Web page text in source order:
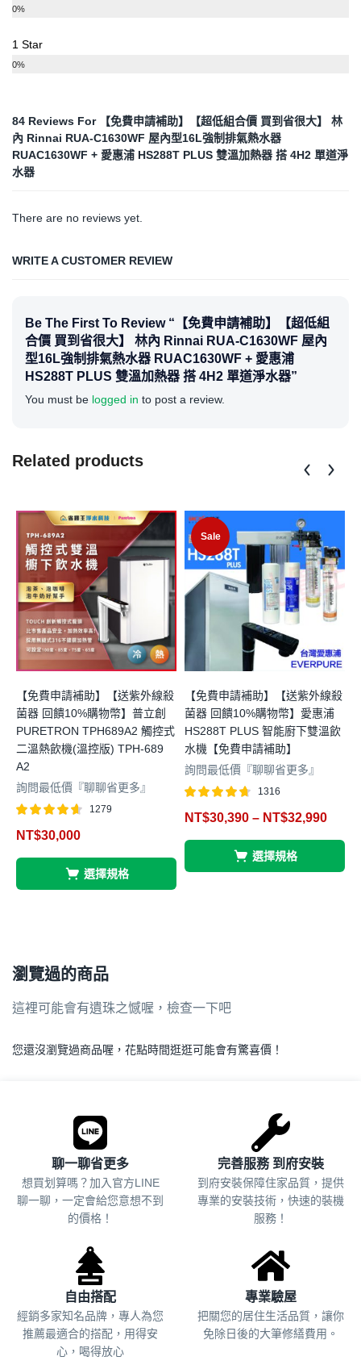
0%
1 Star
0%
84 Reviews For
【免費申請補助】【超低組合價 買到省很大】 林
內 Rinnai RUA-C1630WF 屋內型16L強制排氣熱水器
RUAC1630WF + 愛惠浦 HS288T PLUS 雙溫加熱器 搭 4H2 單道淨
水器
There are no reviews yet.
WRITE A CUSTOMER REVIEW
Be The First To Review “【免費申請補助】【超低組
合價 買到省很大】 林內 Rinnai RUA-C1630WF 屋內
型16L強制排氣熱水器 RUAC1630WF + 愛惠浦
HS288T PLUS 雙溫加熱器 搭 4H2 單道淨水器”
You must be logged in to post a review.
Related products
【免費申請補助】【送紫外線殺
菌器 回饋10%購物幣】普立創
PURETRON TPH689A2 觸控式
二溫熱飲機(溫控版) TPH-689
A2
詢問最低價『聊聊省更多』
4.61
1279
NT$30,000
選擇規格
Sale
【免費申請補助】【送紫外線殺
菌器 回饋10%購物幣】愛惠浦
HS288T PLUS 智能廚下雙溫飲
水機【免費申請補助】
詢問最低價『聊聊省更多』
4.63
1316
NT$30,390 – NT$32,990
選擇規格
瀏覽過的商品
這裡可能會有遺珠之憾喔，檢查一下吧
您還沒瀏覽過商品喔，花點時間逛逛可能會有驚喜價！
聊一聊省更多
想買划算嗎？加入官方LINE
聊一聊，一定會給您意想不到
的價格！
完善服務 到府安裝
到府安裝保障住家品質，提供
專業的安裝技術，快速的裝機
服務！
自由搭配
經銷多家知名品牌，專人為您
推薦最適合的搭配，用得安
心，喝得放心
專業驗屋
把關您的居住生活品質， 讓你
免除日後的大筆修繕費用。